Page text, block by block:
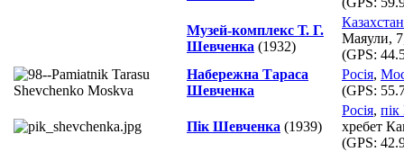
Музей-комплекс Т. Г.
Шевченка (1932)
Казахстан
Маяули,
(GPS:
Набережна Тараса
Шевченка
Росія,
(GPS:
Пік Шевченка (1939)
Росія,
хребет
(GPS: